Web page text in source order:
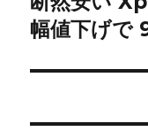
ー
ン
の
稿:
幅値下げで